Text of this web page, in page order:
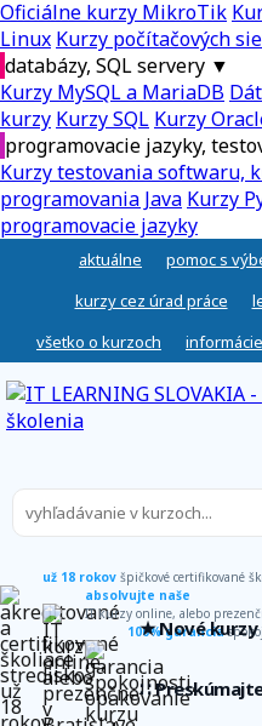
Oficiálne kurzy MikroTik
Linux Kurzy počítačových
databázy, SQL servery ▼
Kurzy MySQL a MariaDB
kurzy Kurzy SQL Kurzy
programovacie jazyky,
Kurzy testovania softwaru,
programovania Java Kurzy
programovacie jazyky
aktuálne pomoc s
kurzy cez úrad práce
všetko o kurzoch
už 18 rokov špičkové certifikované
absolvujte naše
IT kurzy online, alebo
100% garancia
★ Nové kurzy
∷